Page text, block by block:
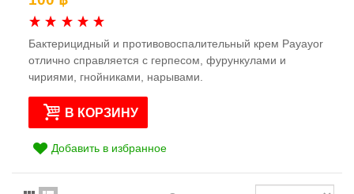
Бактерицидный и противовоспалительный крем Payayor
отлично справляется с герпесом, фурункулами и
чириями, гнойниками, нарывами.
В КОРЗИНУ
Добавить в избранное